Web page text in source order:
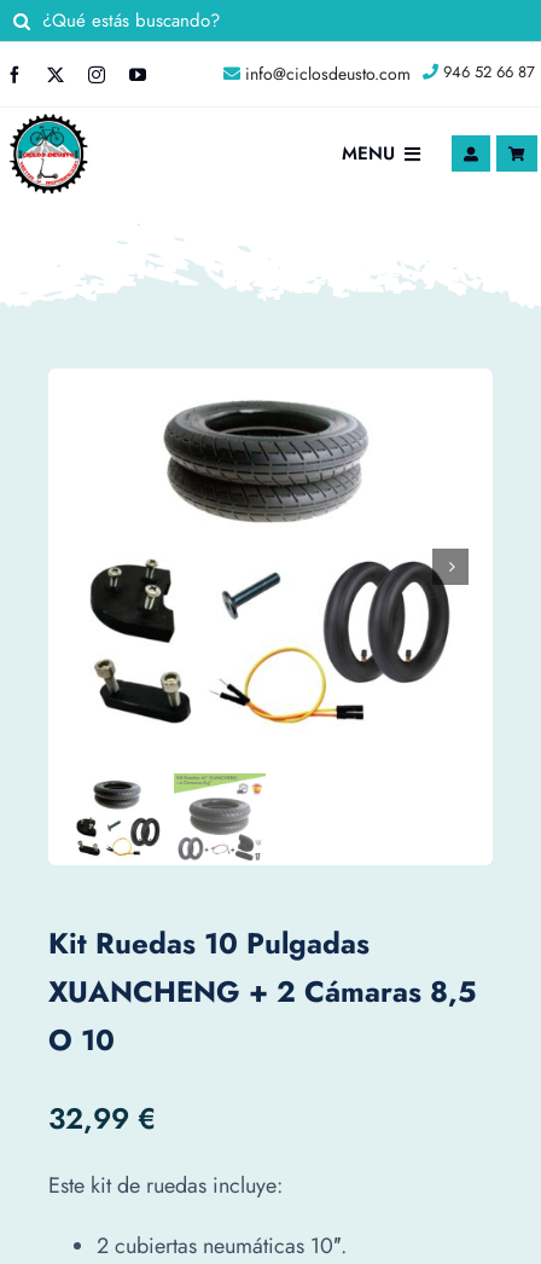
Saltar
Buscar:
info@ciclosdeusto.com 946 52 66 87
MENU
Nosotros
TIENDA ONLINE
Kit Ruedas 10 Pulgadas
XUANCHENG + 2 Cámaras 8,5
O 10
32,99 €
Este kit de ruedas incluye:
2 cubiertas neumáticas 10″.